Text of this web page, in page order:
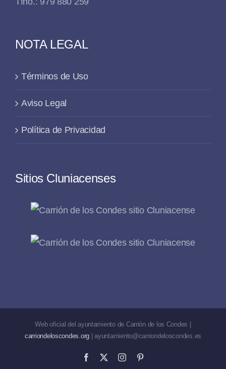
NOTA LEGAL
Términos de Uso
Aviso Legal
Política de Privacidad
Sitios Cluniacenses
Web oficial del ayuntamiento de Carrión de los Condes |
carriondeloscondes.org | ayuntamiento@carriondeloscondes.es
Facebook InstagramPinterest